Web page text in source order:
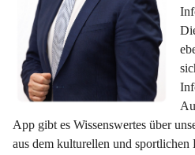
App gibt es Wissenswertes über
aus dem kulturellen und sportlichen